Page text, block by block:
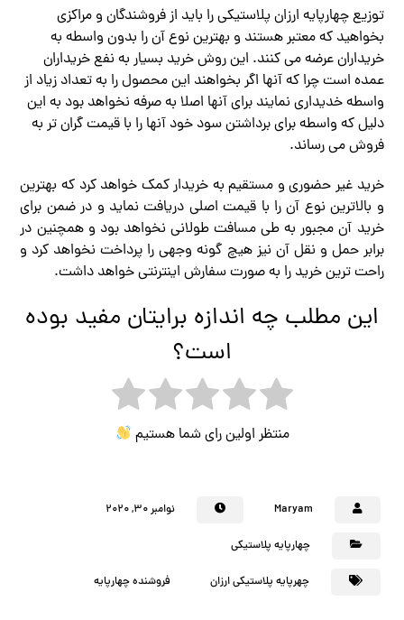
توزیع چهارپایه ارزان پلاستیکی را باید از فروشندگان و مراکزی
بخواهید که معتبر هستند و بهترین نوع آن را بدون واسطه به
خریداران عرضه می کنند. این روش خرید بسیار به نفع خریداران
عمده است چرا که آنها اگر بخواهند این محصول را به تعداد زیاد از
واسطه خدیداری نمایند برای آنها اصلا به صرفه نخواهد بود به این
دلیل که واسطه برای برداشتن سود خود آنها را با قیمت گران تر به
فروش می رساند.
خرید غیر حضوری و مستقیم به خریدار کمک خواهد کرد که بهترین
و بالاترین نوع آن را با قیمت اصلی دریافت نماید و در ضمن برای
خرید آن مجبور به طی مسافت طولانی نخواهد بود و همچنین در
برابر حمل و نقل آن نیز هیچ گونه وجهی را پرداخت نخواهد کرد و
راحت ترین خرید را به صورت سفارش اینترنتی خواهد داشت.
این مطلب چه اندازه برایتان مفید بوده
است؟
منتظر اولین رای شما هستیم
Maryam نوامبر ۳۰, ۲۰۲۰
چهارپایه پلاستیکی
چهرپایه پلاستیکی ارزان فروشنده چهارپایه